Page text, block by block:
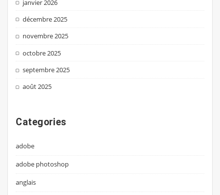
janvier 2026
décembre 2025
novembre 2025
octobre 2025
septembre 2025
août 2025
Categories
adobe
adobe photoshop
anglais